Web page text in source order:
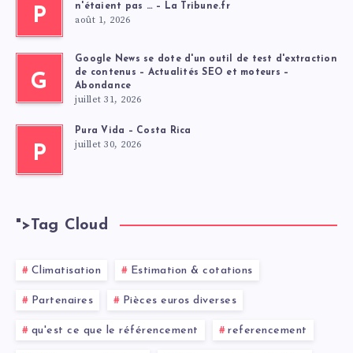
P
n'étaient pas … – La Tribune.fr
août 1, 2026
G
Google News se dote d'un outil de test d'extraction
de contenus – Actualités SEO et moteurs –
Abondance
juillet 31, 2026
P
Pura Vida – Costa Rica
juillet 30, 2026
">Tag Cloud
Climatisation Estimation & cotations
Partenaires Pièces euros diverses
qu'est ce que le référencement referencement